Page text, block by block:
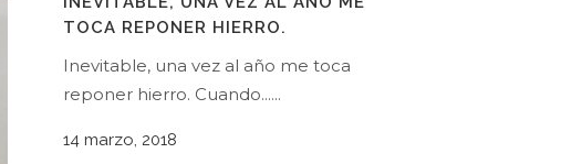
TOCA REPONER HIERRO.
Inevitable, una vez al año me toca
reponer hierro. Cuando......
14 marzo, 2018